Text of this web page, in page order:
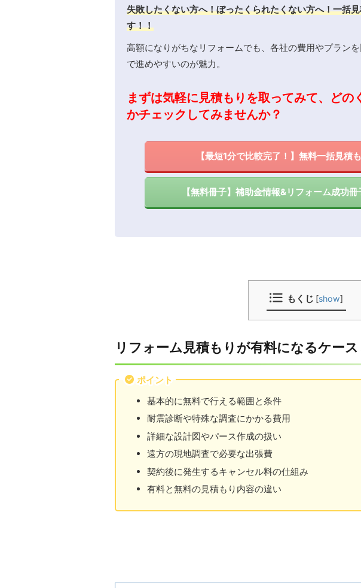
失敗したくない方へ！ぼったくられたくない方へ！一括
す！！
高額になりがちなリフォームでも、各社の費用やプラン
で進めやすいのが魅力。
まずは気軽に見積もりを取ってみて、どの
かチェックしてみませんか？
【最短1分で比較完了！】無料一括見積
【無料冊子】補助金情報&リフォーム成功冊
もくじ [show]
リフォーム見積もりが有料になるケー
ポイント
基本的に無料で行える範囲と条件
耐震診断や特殊な調査にかかる費用
詳細な設計図やパース作成の扱い
遠方の現地調査で必要な出張費
契約後に発生するキャンセル料の仕組み
有料と無料の見積もり内容の違い